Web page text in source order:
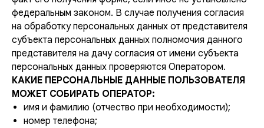
федеральным законом. В случае получения согласия
на обработку персональных данных от представителя
субъекта персональных данных полномочия данного
представителя на дачу согласия от имени субъекта
персональных данных проверяются Оператором.
КАКИЕ ПЕРСОНАЛЬНЫЕ ДАННЫЕ ПОЛЬЗОВАТЕЛЯ
МОЖЕТ СОБИРАТЬ ОПЕРАТОР:
имя и фамилию (отчество при необходимости);
номер телефона;